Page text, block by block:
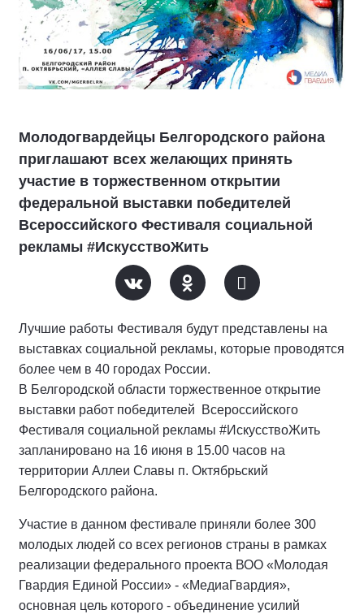
Молодогвардейцы Белгородского района
приглашают всех желающих принять
участие в торжественном открытии
федеральной выставки победителей
Всероссийского Фестиваля социальной
рекламы #ИскусствоЖить
Лучшие работы Фестиваля будут представлены на
выставках социальной рекламы, которые проводятся
более чем в 40 городах России.
В Белгородской области торжественное открытие
выставки работ победителей Всероссийского
Фестиваля социальной рекламы #ИскусствоЖить
запланировано на 16 июня в 15.00 часов на
территории Аллеи Славы п. Октябрьский
Белгородского района.
Участие в данном фестивале приняли более 300
молодых людей со всех регионов страны в рамках
реализации федерального проекта ВОО «Молодая
Гвардия Единой России» - «МедиаГвардия»,
основная цель которого - объединение усилий